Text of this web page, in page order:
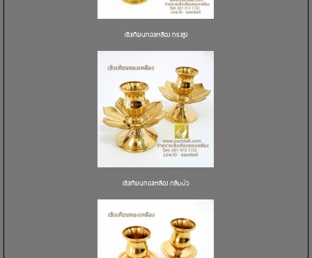
เชิงเทียนทองเหลือง ทรงสูง
เชิงเทียนทองเหลือง กลีบบัว